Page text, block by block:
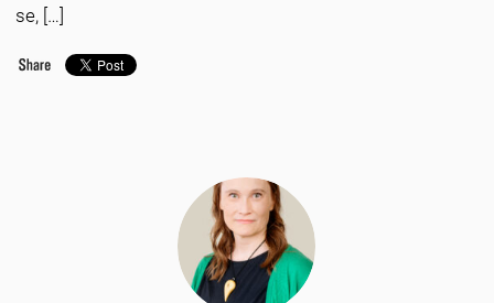
se, […]